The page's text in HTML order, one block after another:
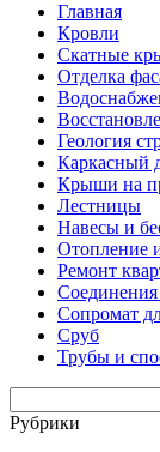
Главная
Кровли
Скатные
Отделка
Геология
Каркасный
Крыши на
Лестницы
Навесы и
Отопление
Ремонт
Соединения
Сопромат
Сруб
Трубы и
Рубрики